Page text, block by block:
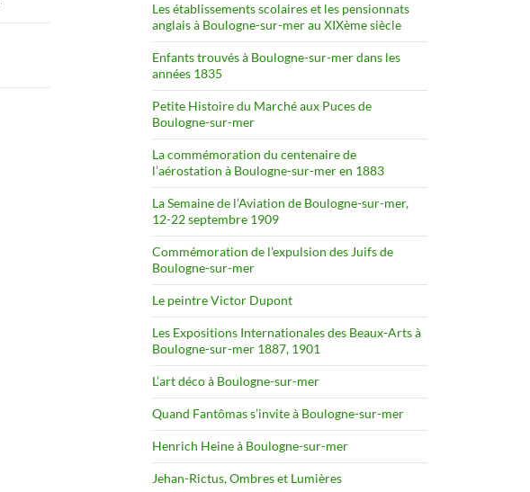
Les établissements scolaires et les pensionnats
anglais à Boulogne-sur-mer au XIXème siècle
Enfants trouvés à Boulogne-sur-mer dans les
années 1835
Petite Histoire du Marché aux Puces de
Boulogne-sur-mer
La commémoration du centenaire de
l’aérostation à Boulogne-sur-mer en 1883
La Semaine de l’Aviation de Boulogne-sur-mer,
12-22 septembre 1909
Commémoration de l’expulsion des Juifs de
Boulogne-sur-mer
Le peintre Victor Dupont
Les Expositions Internationales des Beaux-Arts à
Boulogne-sur-mer 1887, 1901
L’art déco à Boulogne-sur-mer
Quand Fantômas s’invite à Boulogne-sur-mer
Henrich Heine à Boulogne-sur-mer
Jehan-Rictus, Ombres et Lumières